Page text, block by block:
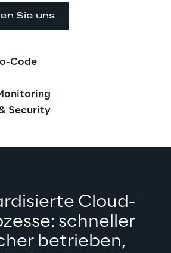
Sie uns
Code
Security
Cloud-
schneller
betrieben,